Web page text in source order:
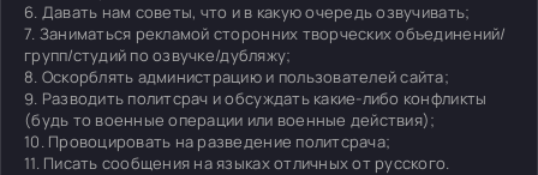
6. Давать нам советы, что и в какую очередь озвучивать;
7. Заниматься рекламой сторонних творческих объединений/
групп/студий по озвучке/дубляжу;
8. Оскорблять администрацию и пользователей сайта;
9. Разводить политсрач и обсуждать какие-либо конфликты
(будь то военные операции или военные действия);
10. Провоцировать на разведение политсрача;
11. Писать сообщения на языках отличных от русского.